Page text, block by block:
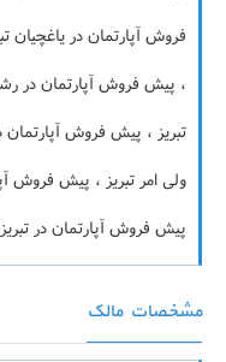
فروش آپارتمان در یاغچیان
، پیش فروش آپارتمان در
تبریز ، پیش فروش آپارتمان
ولی امر تبریز ، پیش فروش
پیش فروش آپارتمان در
مشخصات مالک